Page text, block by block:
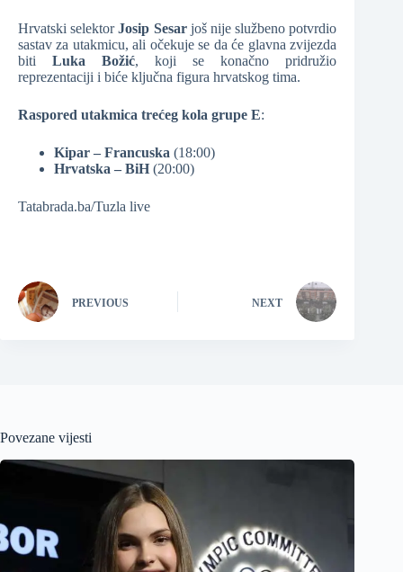
Hrvatski selektorJosip Sesarjoš nije službeno potvrdio
sastav za utakmicu, ali očekuje se da će glavna zvijezda
bitiLuka Božić, koji se konačno pridružio
reprezentaciji i biće ključna figura hrvatskog tima.
Raspored utakmica trećeg kola grupe E:
Kipar – Francuska (18:00)
Hrvatska – BiH (20:00)
Tatabrada.ba/Tuzla live
PREVIOUS NEXT
Povezane vijesti